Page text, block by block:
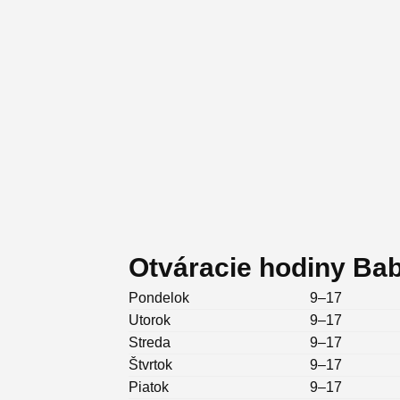
Otváracie hodiny
Pondelok
9–17
Utorok
9–17
Streda
9–17
Štvrtok
9–17
Piatok
9–17